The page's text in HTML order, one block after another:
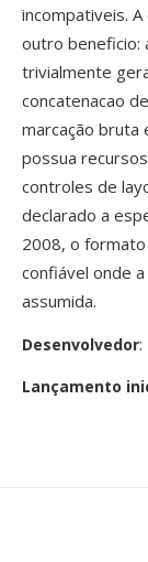
incompativeis.
outro beneficio:
trivialmente
concatenacao
marcação bruta
possua
controles de
declarado a
2008, o
confiável onde
assumida.
Desenvolvedor:
Lançamento